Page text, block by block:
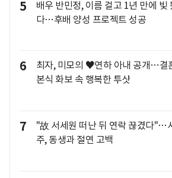
5
배우 반민정, 이름 걸고 1년 만에 빛
다…후배 양성 프로젝트 성공
6
최자, 미모의 ♥연하 아내 공개…결
본식 화보 속 행복한 투샷
7
"故 서세원 떠난 뒤 연락 끊겼다"…
주, 동생과 절연 고백